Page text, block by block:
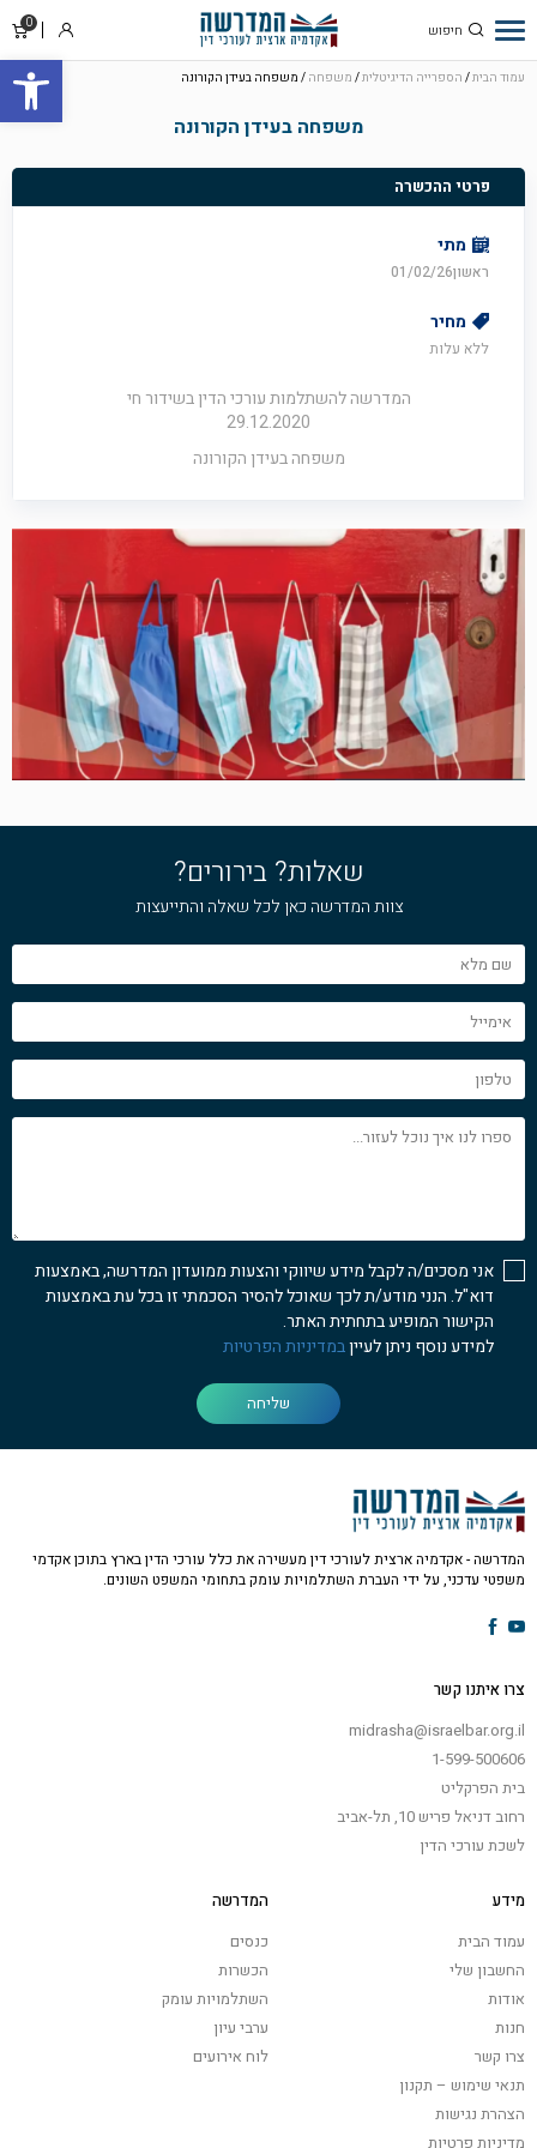
פתח
0
סל
התחבר
עמוד הבית/ הספרייה הדיגיטלית/ משפחה / משפחה בעידן הקורונה
משפחה בעידן הקורונה
פרטי ההכשרה
מתי
ראשון01/02/26
מחיר
ללא עלות
המדרשה להשתלמות עורכי הדין בשידור חי
29.12.2020
משפחה בעידן הקורונה
שאלות? בירורים?
צוות המדרשה כאן לכל שאלה והתייעצות
שם
מלא
אימייל
טלפון
ספרו
לנו
אני מסכים/ה לקבל מידע שיווקי והצעות ממועדון המדרשה, באמצעות
דוא"ל. הנני מודע/ת לכך שאוכל להסיר הסכמתי זו בכל עת באמצעות
הקישור המופיע בתחתית האתר.
למידע נוסף ניתן לעייןבמדיניות הפרטיות
שליחה
המדרשה - אקדמיה ארצית לעורכי דין מעשירה את כלל עורכי הדין בארץ בתוכן אקדמי
משפטי עדכני, על ידי העברת השתלמויות עומק בתחומי המשפט השונים.
צרו איתנו קשר
midrasha@israelbar.org.il
1-599-500606
בית הפרקליט
רחוב דניאל פריש 10, תל-אביב
לשכת עורכי הדין
מידע
עמוד הבית
החשבון שלי
אודות
חנות
צרו קשר
תנאי שימוש – תקנון
הצהרת נגישות
מדיניות פרטיות
המדרשה
כנסים
הכשרות
השתלמויות עומק
ערבי עיון
לוח אירועים